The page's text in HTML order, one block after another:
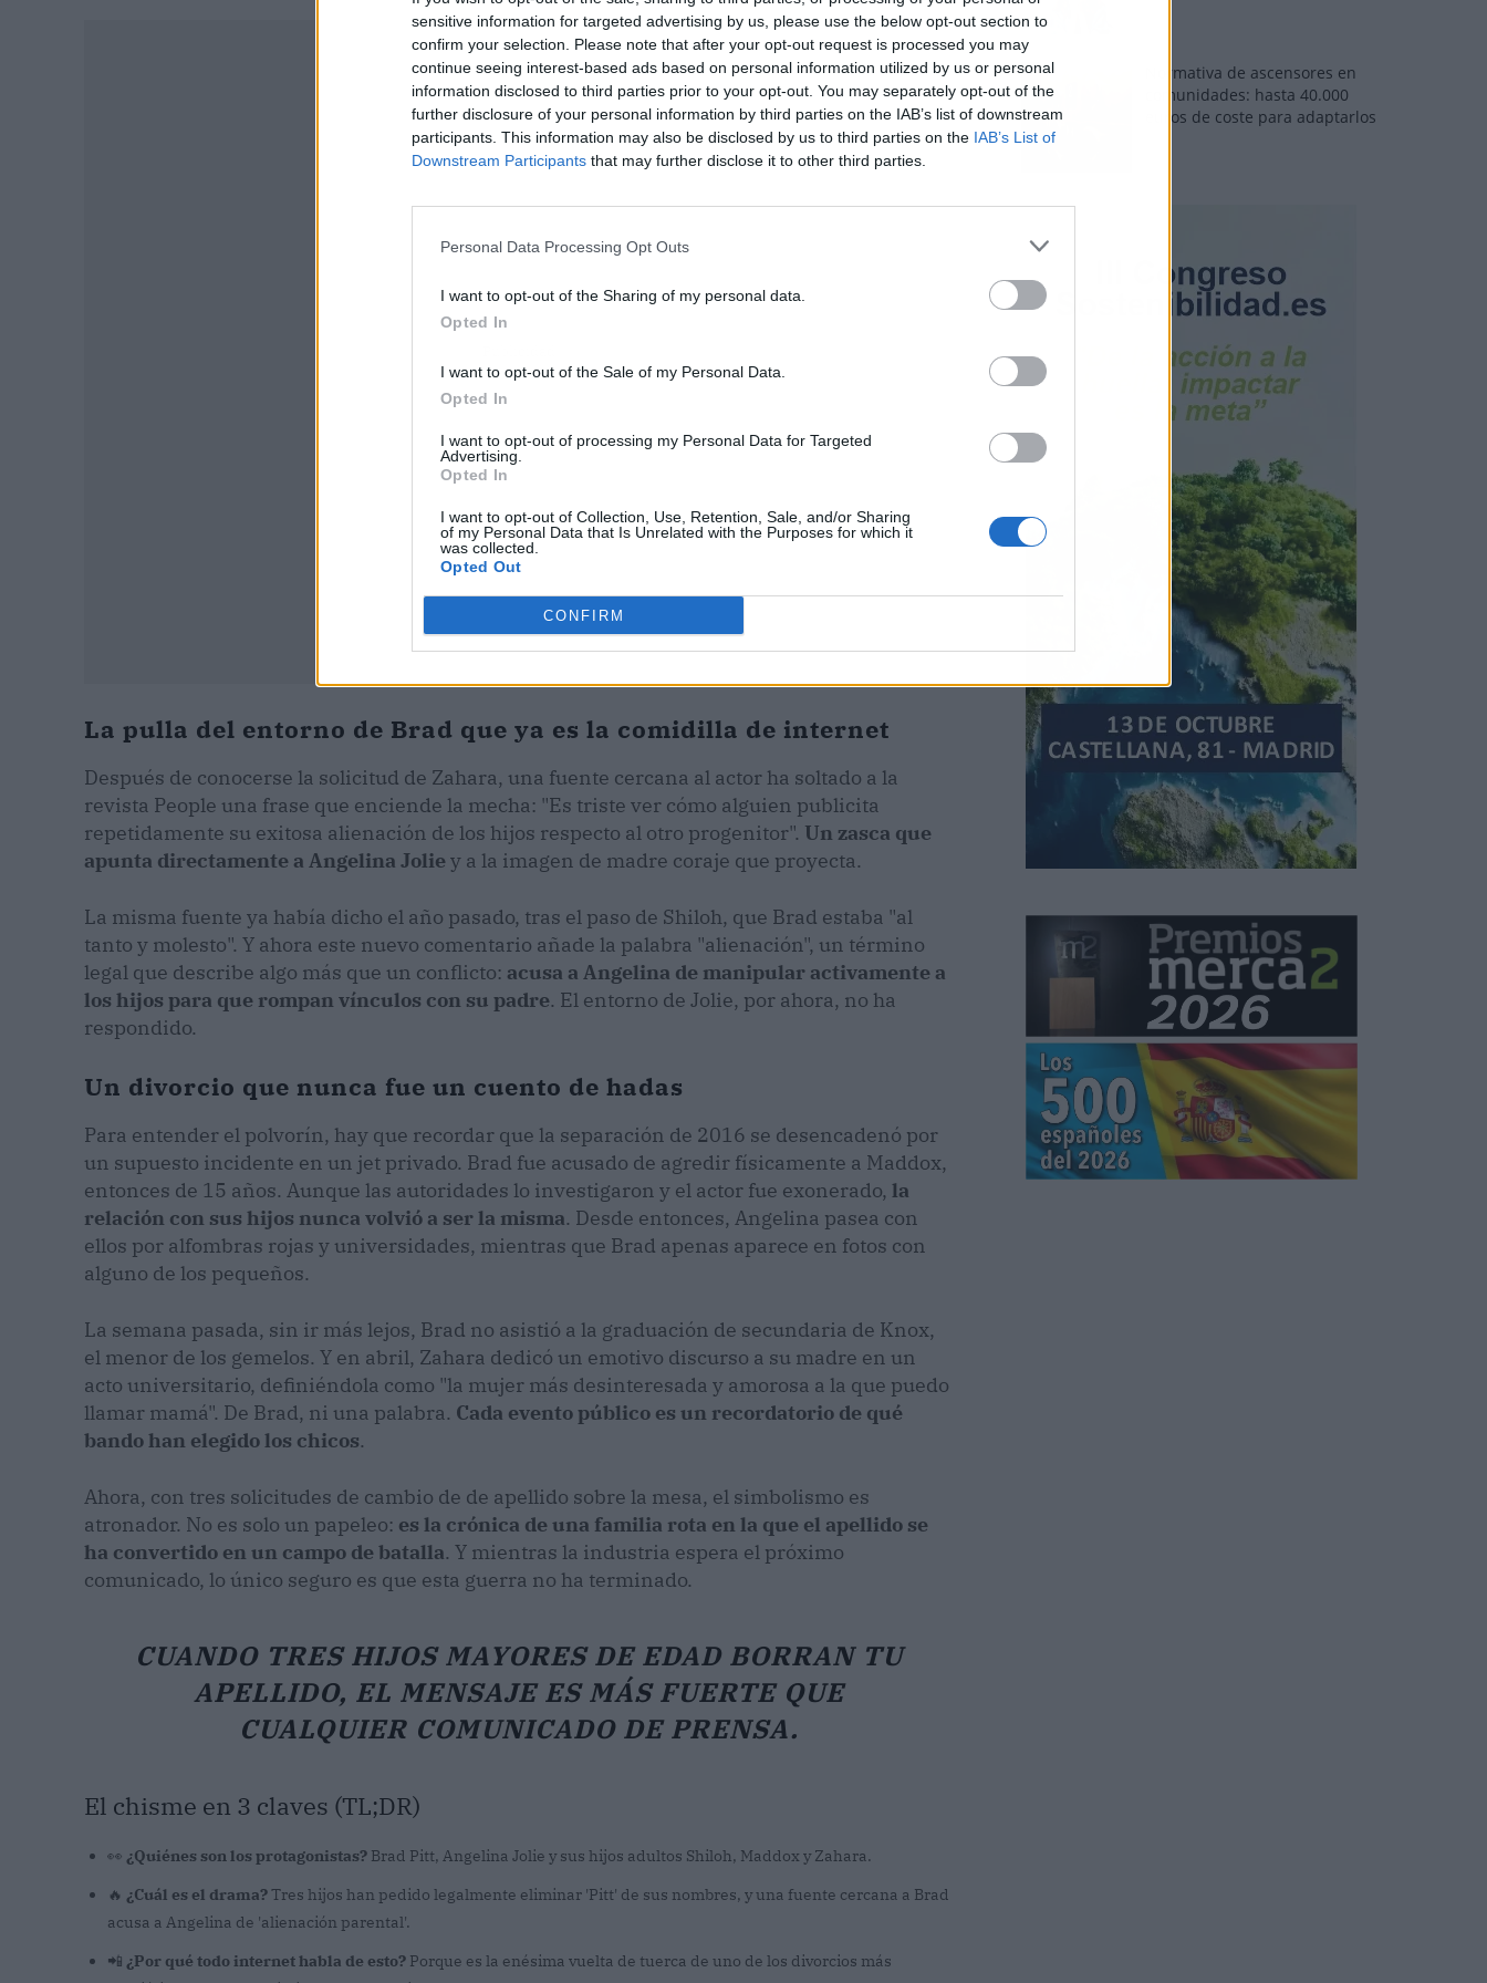
sensitive information for targeted advertising by us, please use the below opt-out section to
confirm your selection. Please note that after your opt-out request is processed you may
continue seeing interest-based ads based on personal information utilized by us or personal
information disclosed to third parties prior to your opt-out. You may separately opt-out of the
further disclosure of your personal information by third parties on the IAB’s list of downstream
participants. This information may also be disclosed by us to third parties on the IAB’s List of
Downstream Participants that may further disclose it to other third parties.
Personal Data Processing Opt Outs
I want to opt-out of the Sharing of my personal data.
Opted In
I want to opt-out of the Sale of my Personal Data.
Opted In
I want to opt-out of processing my Personal Data for Targeted
Advertising.
Opted In
I want to opt-out of Collection, Use, Retention, Sale, and/or Sharing
of my Personal Data that Is Unrelated with the Purposes for which it
was collected.
Opted Out
CONFIRM
La pulla del entorno de Brad que ya es la comidilla de internet
Después de conocerse la solicitud de Zahara, una fuente cercana al actor ha soltado a la
revista People una frase que enciende la mecha: "Es triste ver cómo alguien publicita
repetidamente su exitosa alienación de los hijos respecto al otro progenitor". Un zasca que
apunta directamente a Angelina Joliey a la imagen de madre coraje que proyecta.
La misma fuente ya había dicho el año pasado, tras el paso de Shiloh, que Brad estaba "al
tanto y molesto". Y ahora este nuevo comentario añade la palabra "alienación", un término
legal que describe algo más que un conflicto: acusa a Angelina de manipular activamente a
los hijos para que rompan vínculos con su padre. El entorno de Jolie, por ahora, no ha
respondido.
Un divorcio que nunca fue un cuento de hadas
Para entender el polvorín, hay que recordar que la separación de 2016 se desencadenó por
un supuesto incidente en un jet privado. Brad fue acusado de agredir físicamente a Maddox,
entonces de 15 años. Aunque las autoridades lo investigaron y el actor fue exonerado, la
relación con sus hijos nunca volvió a ser la misma. Desde entonces, Angelina pasea con
ellos por alfombras rojas y universidades, mientras que Brad apenas aparece en fotos con
alguno de los pequeños.
La semana pasada, sin ir más lejos, Brad no asistió a la graduación de secundaria de Knox,
el menor de los gemelos. Y en abril, Zahara dedicó un emotivo discurso a su madre en un
acto universitario, definiéndola como "la mujer más desinteresada y amorosa a la que puedo
llamar mamá". De Brad, ni una palabra. Cada evento público es un recordatorio de qué
bando han elegido los chicos.
Ahora, con tres solicitudes de cambio de de apellido sobre la mesa, el simbolismo es
atronador. No es solo un papeleo: es la crónica de una familia rota en la que el apellido se
ha convertido en un campo de batalla. Y mientras la industria espera el próximo
comunicado, lo único seguro es que esta guerra no ha terminado.
CUANDO TRES HIJOS MAYORES DE EDAD BORRAN TU
APELLIDO, EL MENSAJE ES MÁS FUERTE QUE
CUALQUIER COMUNICADO DE PRENSA.
El chisme en 3 claves (TL;DR)
👀 ¿Quiénes son los protagonistas? Brad Pitt, Angelina Jolie y sus hijos adultos Shiloh, Maddox y Zahara.
🔥 ¿Cuál es el drama?Tres hijos han pedido legalmente eliminar 'Pitt' de sus nombres, y una fuente cercana a Brad
acusa a Angelina de 'alienación parental'.
📲 ¿Por qué todo internet habla de esto? Porque es la enésima vuelta de tuerca de uno de los divorcios más
Normativa de ascensores en
comunidades: hasta 40.000
euros de coste para adaptarlos